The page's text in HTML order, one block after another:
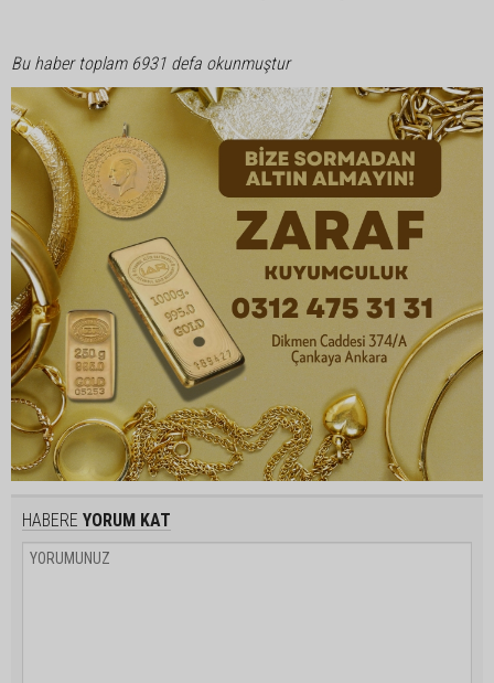
Bu haber toplam 6931 defa okunmuştur
HABERE YORUM KAT